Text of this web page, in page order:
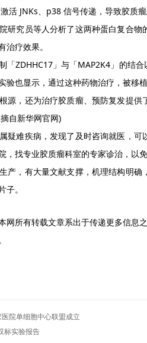
活 JNKs、p38 信号传递，导致胶质
研究员等人分析了这两种蛋白复合物
治疗效果。
「ZDHHC17」与「MAP2K4」的结
验也显示，通过这种药物治疗，被移
源，还为治疗胶质瘤、预防复发提
自新华网官网)
疑难疾病，发现了及时咨询就医，
，找专业胶质瘤科室的专家诊治，以
产，有大量文献支撑，机理结构明
。
网所有转载文章系出于传递更多信息
院单细胞中心联盟成立
标实验报告